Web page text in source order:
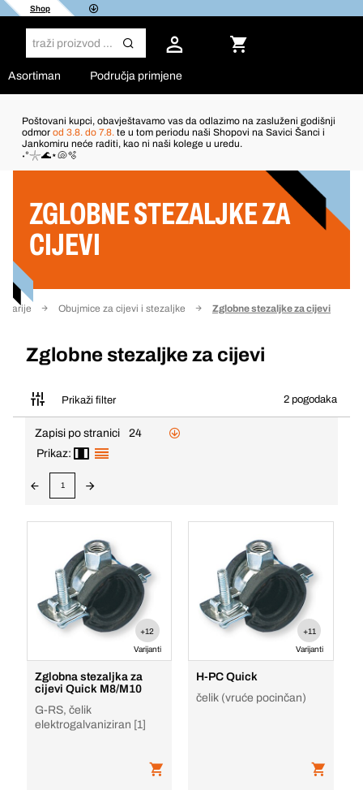
Shop
Asortiman Područja primjene
Poštovani kupci, obavještavamo vas da odlazimo na zasluženi godišnji
odmor od 3.8. do 7.8. te u tom periodu naši Shopovi na Savici Šanci i
Jankomiru neće raditi, kao ni naši kolege u uredu.
˖°𓇼🌊⋆🐚🫧
ZGLOBNE STEZALJKE ZA
CIJEVI
Obujmice za cijevi i stezaljke Zglobne stezaljke za cijevi
Zglobne stezaljke za cijevi
Prikaži filter 2 pogodaka
Filter
Zapisi po stranici
24
Prikaz:
1
+12
Varijanti
Zglobna stezaljka za
cijevi Quick M8/M10
G-RS, čelik
elektrogalvaniziran [1]
+11
Varijanti
H-PC Quick
čelik (vruće pocinčan)